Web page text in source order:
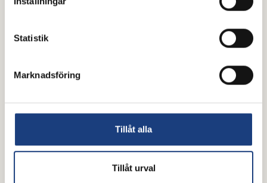
Statistik
Marknadsföring
Tillåt alla
Tillåt urval
dig som vill inspireras, lära dig mer eller bara njuta
Trevlig lyssning!
Hovslageri